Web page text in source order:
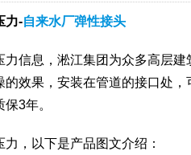
力-自来水厂弹性接头
信息，淞江集团为众多高层
效果，安装在管道的接口处
3年。
，以下是产品图文介绍：